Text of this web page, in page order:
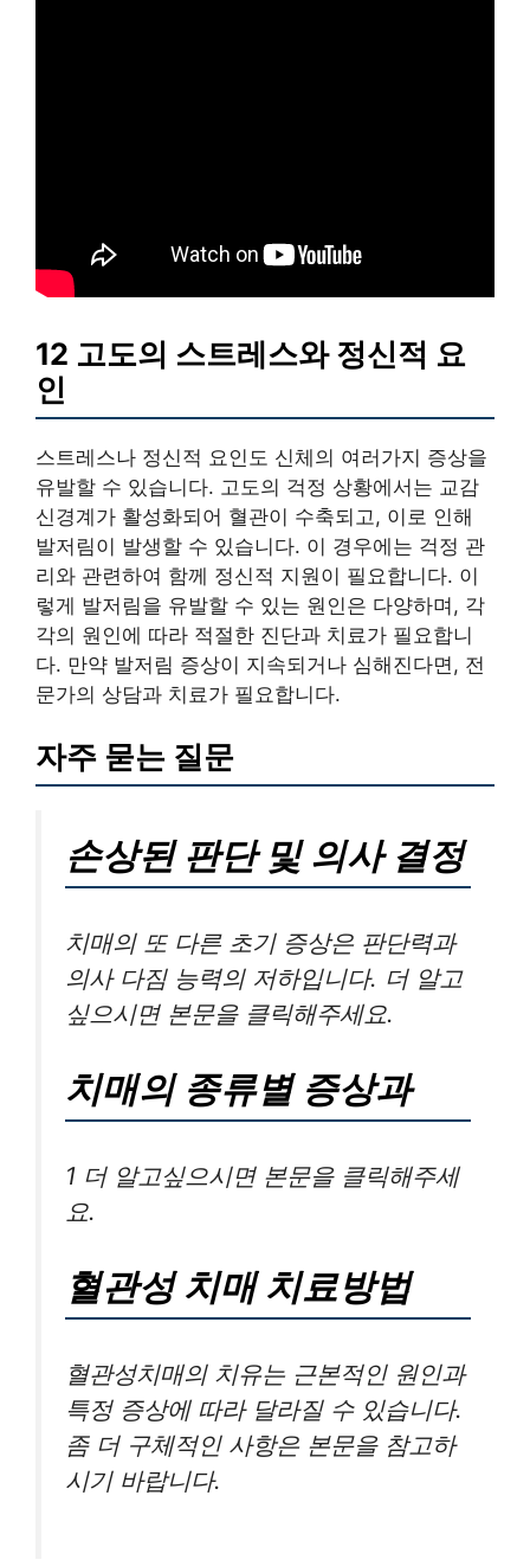
12 고도의 스트레스와 정신적 요
인
스트레스나 정신적 요인도 신체의 여러가지 증상을
유발할 수 있습니다. 고도의 걱정 상황에서는 교감
신경계가 활성화되어 혈관이 수축되고, 이로 인해
발저림이 발생할 수 있습니다. 이 경우에는 걱정 관
리와 관련하여 함께 정신적 지원이 필요합니다. 이
렇게 발저림을 유발할 수 있는 원인은 다양하며, 각
각의 원인에 따라 적절한 진단과 치료가 필요합니
다. 만약 발저림 증상이 지속되거나 심해진다면, 전
문가의 상담과 치료가 필요합니다.
자주 묻는 질문
손상된 판단 및 의사 결정
치매의 또 다른 초기 증상은 판단력과
의사 다짐 능력의 저하입니다. 더 알고
싶으시면 본문을 클릭해주세요.
치매의 종류별 증상과
1 더 알고싶으시면 본문을 클릭해주세
요.
혈관성 치매 치료방법
혈관성치매의 치유는 근본적인 원인과
특정 증상에 따라 달라질 수 있습니다.
좀 더 구체적인 사항은 본문을 참고하
시기 바랍니다.